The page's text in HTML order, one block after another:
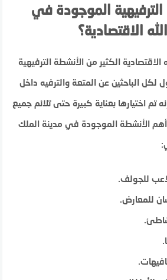
الموجودة في
الاقتصادية؟
الكثير من الأنشطة الترفيهية
لكل الباحثين عن المتعة والترفيه داخل
تم اختيارها بعناية كبيرة حتى تلائم جميع
أهم الأنشطة الموجودة في مدينة الملك
للجولف.
للمعارض.